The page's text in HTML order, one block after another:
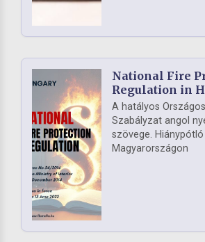
National Fire
Regulation in
A hatályos
Szabályzat angol
szövege.
Magyarországon